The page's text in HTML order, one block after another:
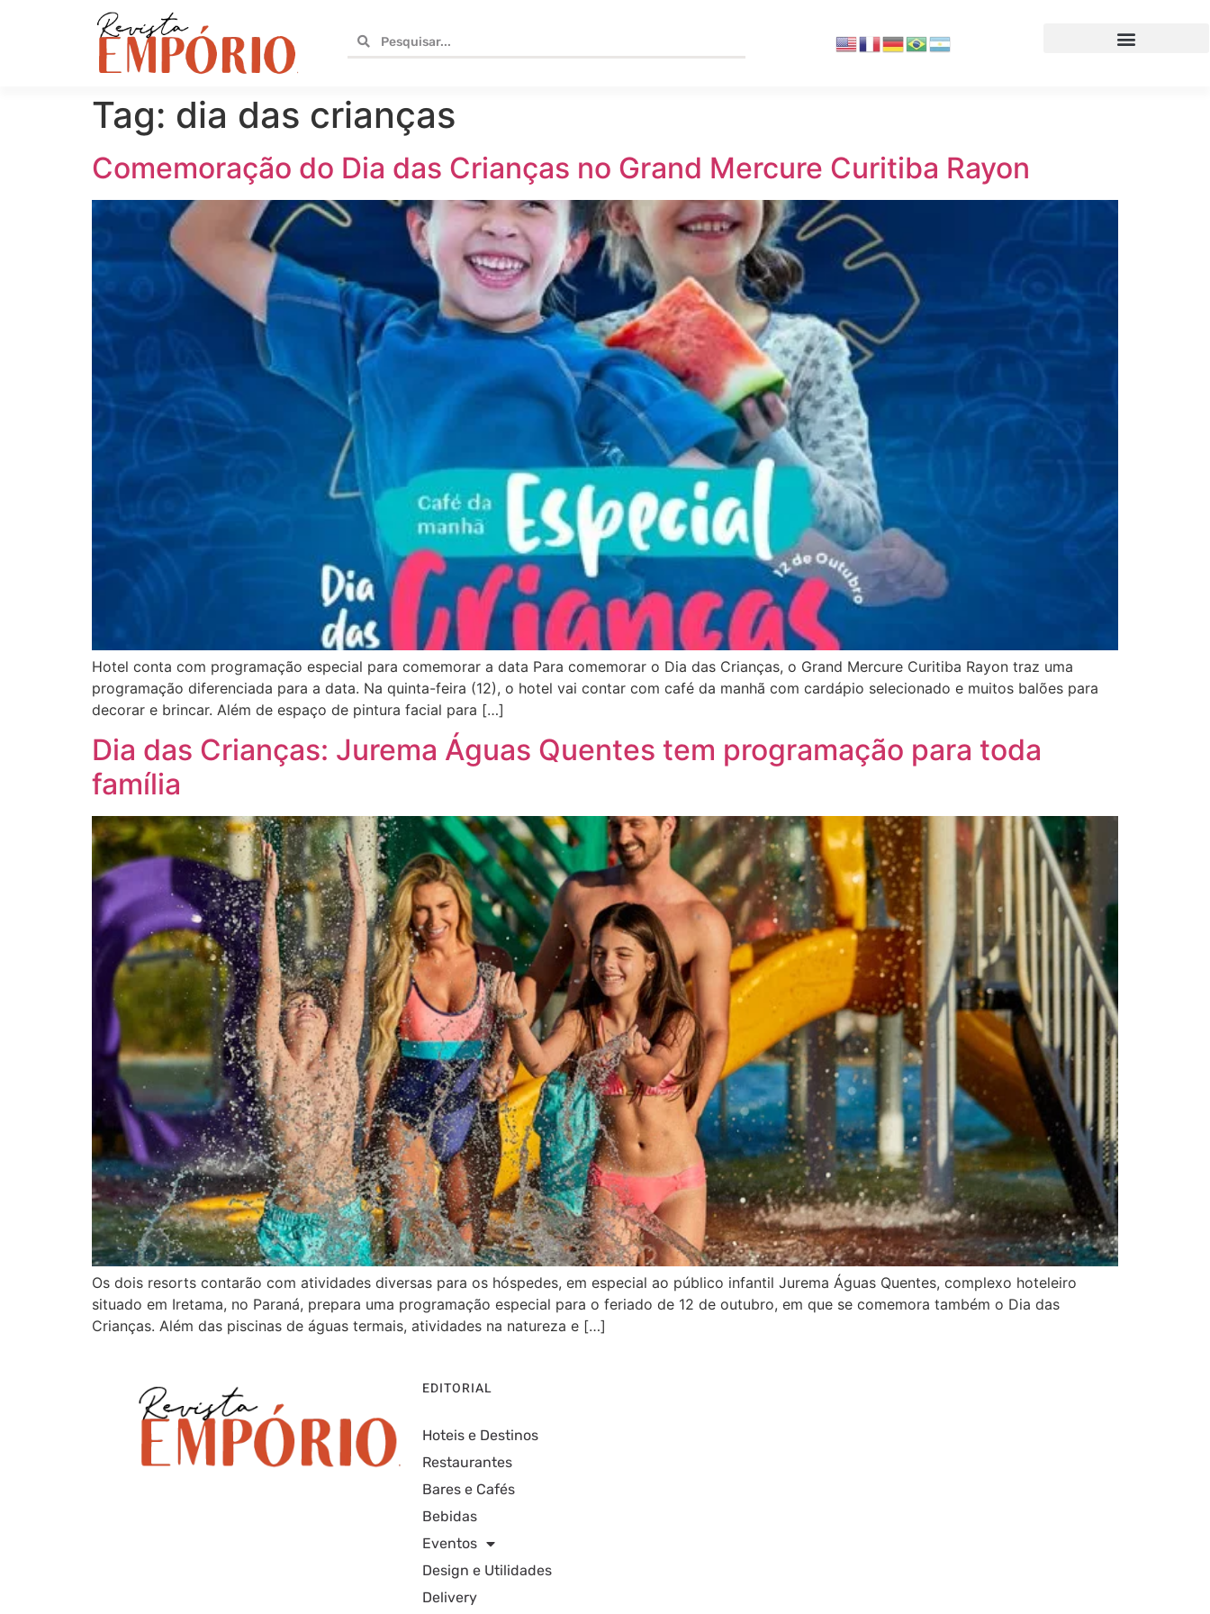
Tag: dia das crianças
Comemoração do Dia das Crianças no Grand Mercure Curitiba Rayon
Hotel conta com programação especial para comemorar a data Para comemorar o Dia das Crianças, o Grand Mercure Curitiba Rayon traz uma
programação diferenciada para a data. Na quinta-feira (12), o hotel vai contar com café da manhã com cardápio selecionado e muitos balões para
decorar e brincar. Além de espaço de pintura facial para […]
Dia das Crianças: Jurema Águas Quentes tem programação para toda
família
Os dois resorts contarão com atividades diversas para os hóspedes, em especial ao público infantil Jurema Águas Quentes, complexo hoteleiro
situado em Iretama, no Paraná, prepara uma programação especial para o feriado de 12 de outubro, em que se comemora também o Dia das
Crianças. Além das piscinas de águas termais, atividades na natureza e […]
EDITORIAL
Hoteis e Destinos
Restaurantes
Bares e Cafés
Bebidas
Eventos
Design e Utilidades
Delivery